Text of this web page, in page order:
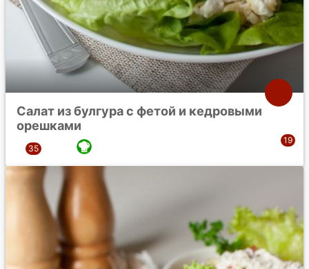
Салат из булгура с фетой и кедровыми
орешками